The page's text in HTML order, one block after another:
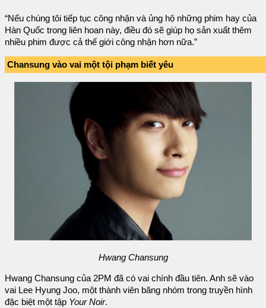
“Nếu chúng tôi tiếp tục công nhận và ủng hộ những phim hay của
Hàn Quốc trong liên hoan này, điều đó sẽ giúp họ sản xuất thêm
nhiều phim được cả thế giới công nhận hơn nữa.”
Chansung vào vai một tội phạm biết yêu
Hwang Chansung
Hwang Chansung của 2PM đã có vai chính đầu tiên. Anh sẽ vào
vai Lee Hyung Joo, một thành viên băng nhóm trong truyền hình
đặc biệt một tập Your Noir.